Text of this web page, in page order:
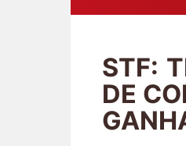
STF:
DE